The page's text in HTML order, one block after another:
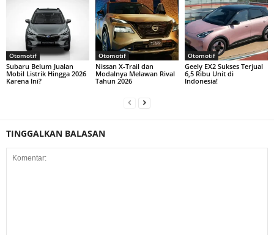
Otomotif
Subaru Belum Jualan
Mobil Listrik Hingga 2026
Karena Ini?
Otomotif
Nissan X-Trail dan
Modalnya Melawan Rival
Tahun 2026
Otomotif
Geely EX2 Sukses Terjual
6,5 Ribu Unit di
Indonesia!
TINGGALKAN BALASAN